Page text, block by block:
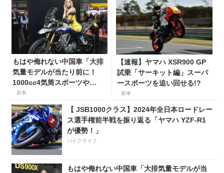
もはや侮れない中国車「大排
気量モデルが当たり前に！
1000cc4気筒スポーツや
900cc2気筒アドベンチャー
も」
新車
【速報】ヤマハ XSR900 GP
試乗「サーキット編」スーパ
ースポーツを追い回せる!?
新車
【 JSB1000クラス】2024年全日本ロードレー
ス選手権前半戦を振り返る「ヤマハ YZF-R1
が優勢！」
バイクライフ
もはや侮れない中国車「大排気量モデルが当